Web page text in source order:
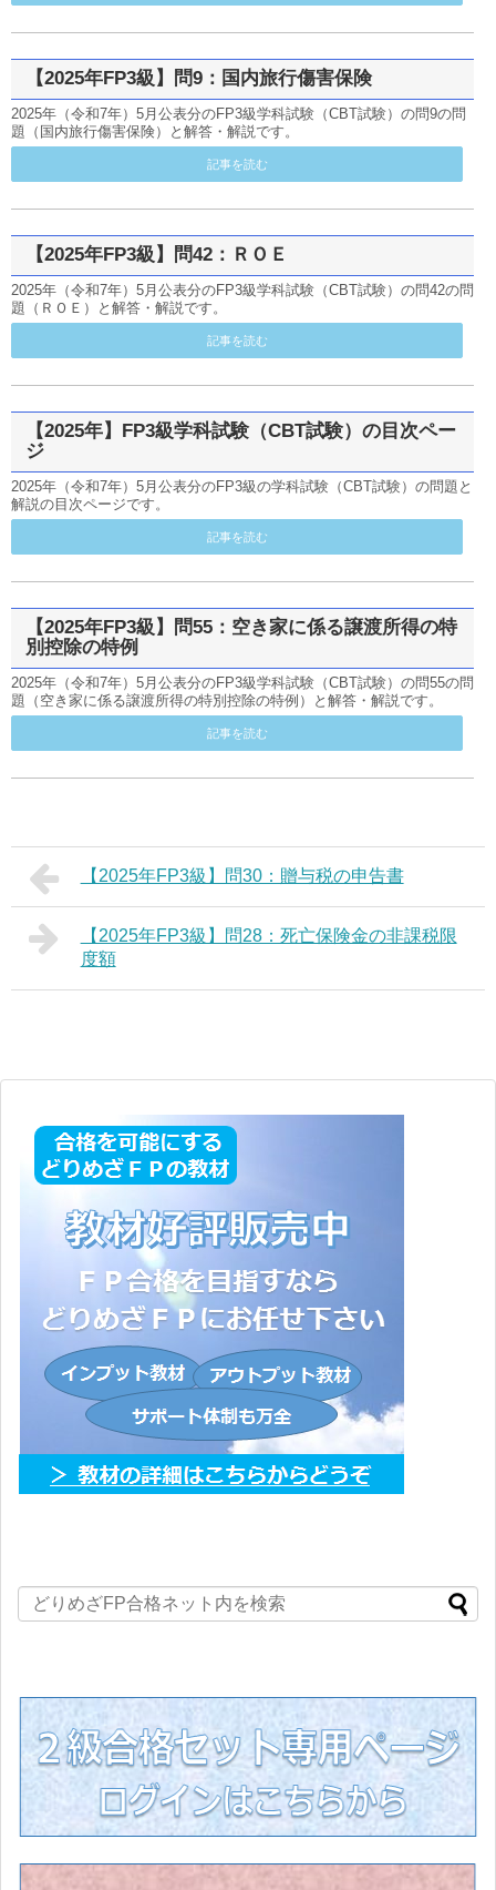
【2025年FP3級】問9：国内旅行傷害保険
2025年（令和7年）5月公表分のFP3級学科試験（CBT試験）の問9の問
題（国内旅行傷害保険）と解答・解説です。
記事を読む
【2025年FP3級】問42：ＲＯＥ
2025年（令和7年）5月公表分のFP3級学科試験（CBT試験）の問42の問
題（ＲＯＥ）と解答・解説です。
記事を読む
【2025年】FP3級学科試験（CBT試験）の目次ペー
ジ
2025年（令和7年）5月公表分のFP3級の学科試験（CBT試験）の問題と
解説の目次ページです。
記事を読む
【2025年FP3級】問55：空き家に係る譲渡所得の特
別控除の特例
2025年（令和7年）5月公表分のFP3級学科試験（CBT試験）の問55の問
題（空き家に係る譲渡所得の特別控除の特例）と解答・解説です。
記事を読む
【2025年FP3級】問30：贈与税の申告書
【2025年FP3級】問28：死亡保険金の非課税限
度額